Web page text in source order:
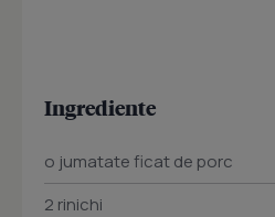
Ingrediente
o jumatate ficat de porc
2 rinichi